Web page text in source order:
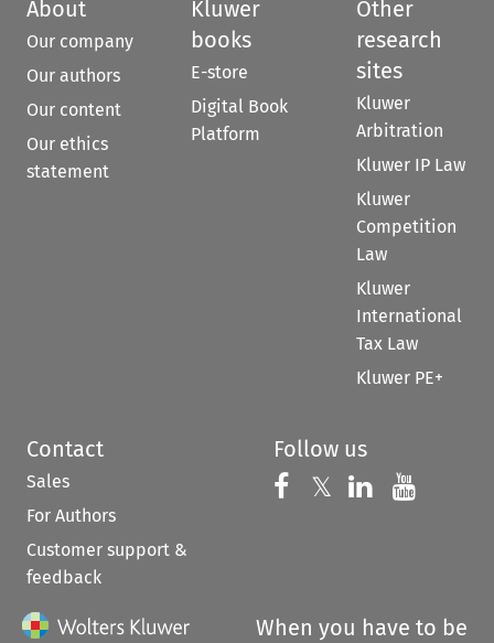
About
Our company
Our authors
Our content
Our ethics
statement
Kluwer
books
E-store
Digital Book
Platform
Other
research
sites
Kluwer
Arbitration
Kluwer IP Law
Kluwer
Competition
Law
Kluwer
International
Tax Law
Kluwer PE+
Contact
Sales
For Authors
Customer support &
feedback
Follow us
Follow us on
𝕏 Follow us on
Follow us
When you have to be